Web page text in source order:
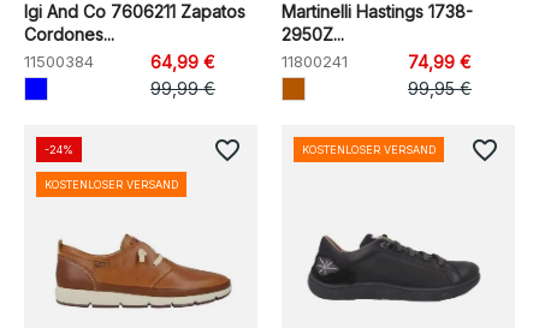
Igi And Co 7606211 Zapatos
Cordones...
11500384
64,99 €
99,99 €
Martinelli Hastings 1738-
2950Z...
11800241
74,99 €
99,95 €
-24%
KOSTENLOSER VERSAND
favorite_border KOSTENLOSER VERSAND favorite_border